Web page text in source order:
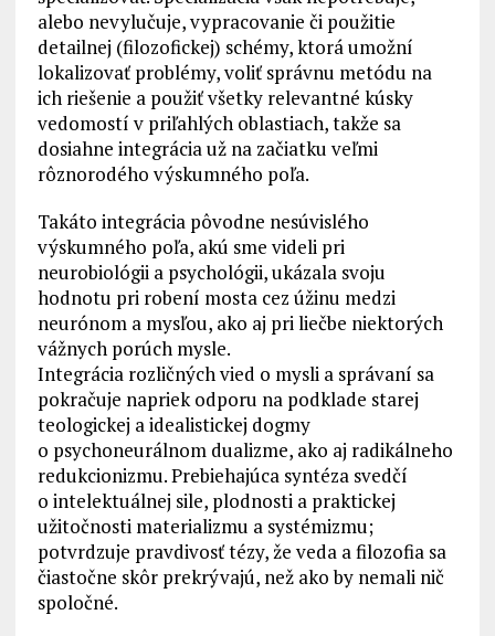
alebo nevylučuje, vypracovanie či použitie
detailnej (filozofickej) schémy, ktorá umožní
lokalizovať problémy, voliť správnu metódu na
ich riešenie a použiť všetky relevantné kúsky
vedomostí v priľahlých oblastiach, takže sa
dosiahne integrácia už na začiatku veľmi
rôznorodého výskumného poľa.
Takáto integrácia pôvodne nesúvislého
výskumného poľa, akú sme videli pri
neurobiológii a psychológii, ukázala svoju
hodnotu pri robení mosta cez úžinu medzi
neurónom a mysľou, ako aj pri liečbe niektorých
vážnych porúch mysle.
Integrácia rozličných vied o mysli a správaní sa
pokračuje napriek odporu na podklade starej
teologickej a idealistickej dogmy
o psychoneurálnom dualizme, ako aj radikálneho
redukcionizmu. Prebiehajúca syntéza svedčí
o intelektuálnej sile, plodnosti a praktickej
užitočnosti materializmu a systémizmu;
potvrdzuje pravdivosť tézy, že veda a filozofia sa
čiastočne skôr prekrývajú, než ako by nemali nič
spoločné.